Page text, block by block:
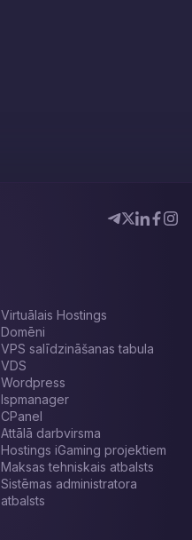
Virtuālais Hostings
Domēni
VPS salīdzināšanas tabula
VDS
Wordpress
Ispmanager
CPanel
Attālā darbvirsma
Hostings iGaming projektiem
Maksas tehniskais atbalsts
Sistēmas administratora
atbalsts